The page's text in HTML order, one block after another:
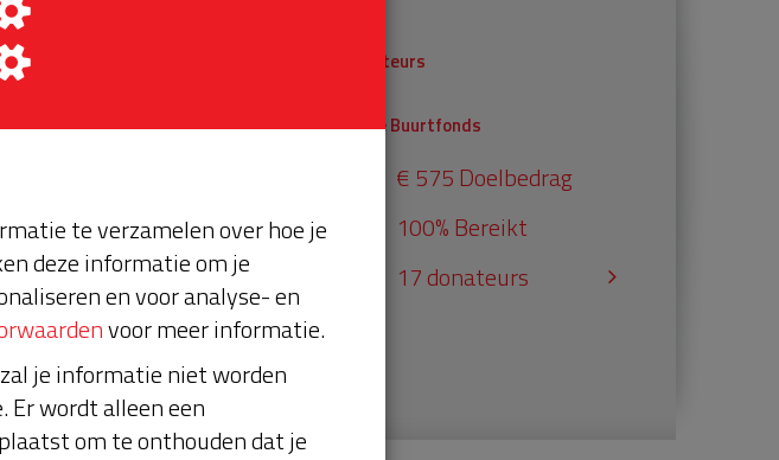
Donateurs
Univé Buurtfonds
€ 575 Doelbedrag
100% Bereikt
17 donateurs
te verzamelen over hoe je
deze informatie om je
en voor analyse- en
voor meer informatie.
je informatie niet worden
Er wordt alleen een
om te onthouden dat je